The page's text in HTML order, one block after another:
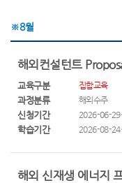
※8월
해외컨설턴트
교육구분 집합교육
과정분류 해외수주
신청기간 2026-06-
학습기간 2026-08-
해외 신재생 에너지